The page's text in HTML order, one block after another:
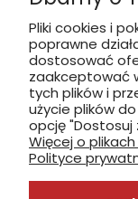
Pliki cookies i
poprawne
dostosować
zaakceptować
tych plików i
użycie plików
opcję "Dostosuj
Więcej o
Polityce